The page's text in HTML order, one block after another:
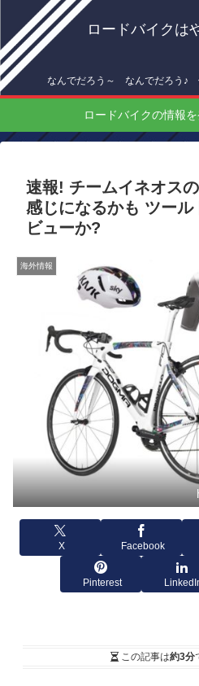
ロードバイクは
なんでだろう～ なんでだろう♪
ロードバイクの情報
速報! チームイネオス
感じになるかも ツー
ビューか?
海外情報
X Facebook
Pinterest
この記事は約3分